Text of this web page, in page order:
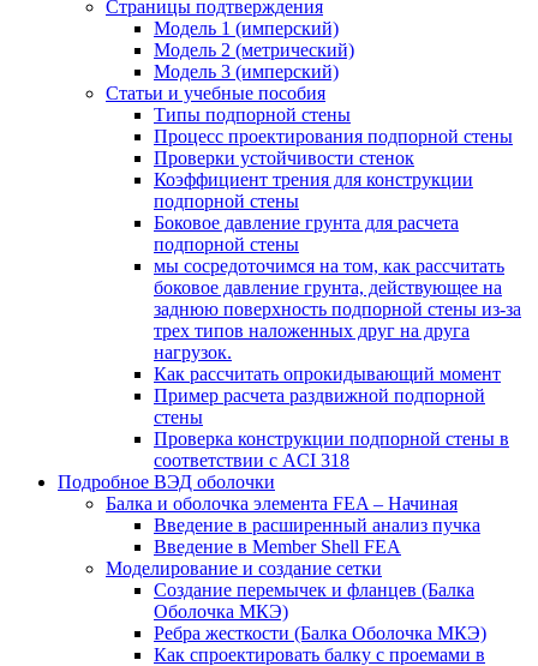
Страницы подтверждения
Модель 1 (имперский)
Модель 2 (метрический)
Модель 3 (имперский)
Статьи и учебные пособия
Типы подпорной стены
Процесс проектирования подпорной стены
Проверки устойчивости стенок
Коэффициент трения для конструкции
подпорной стены
Боковое давление грунта для расчета
подпорной стены
мы сосредоточимся на том, как рассчитать
боковое давление грунта, действующее на
заднюю поверхность подпорной стены из-за
трех типов наложенных друг на друга
нагрузок.
Как рассчитать опрокидывающий момент
Пример расчета раздвижной подпорной
стены
Проверка конструкции подпорной стены в
соответствии с ACI 318
Подробное ВЭД оболочки
Балка и оболочка элемента FEA – Начиная
Введение в расширенный анализ пучка
Введение в Member Shell FEA
Моделирование и создание сетки
Создание перемычек и фланцев (Балка
Оболочка МКЭ)
Ребра жесткости (Балка Оболочка МКЭ)
Как спроектировать балку с проемами в